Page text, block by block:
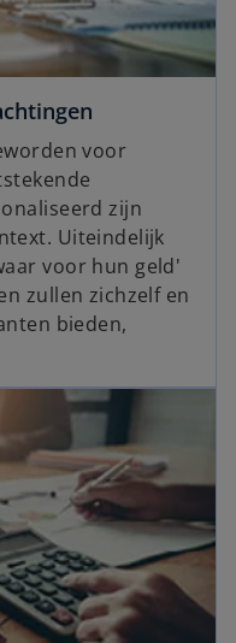
voor
zijn
Uiteindelijk
voor hun geld'
zullen zichzelf en
bieden,